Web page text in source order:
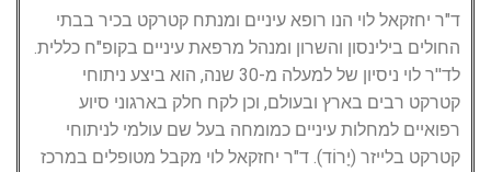
ד"ר יחזקאל לוי הנו רופא עיניים ומנתח קטרקט בכיר בבתי
החולים בילינסון והשרון ומנהל מרפאת עיניים בקופ"ח כללית.
לד''ר לוי ניסיון של למעלה מ-30 שנה, הוא ביצע ניתוחי
קטרקט רבים בארץ ובעולם, וכן לקח חלק בארגוני סיוע
רפואיים למחלות עיניים כמומחה בעל שם עולמי לניתוחי
קטרקט בלייזר (יָרוֹד). ד"ר יחזקאל לוי מקבל מטופלים במרכז